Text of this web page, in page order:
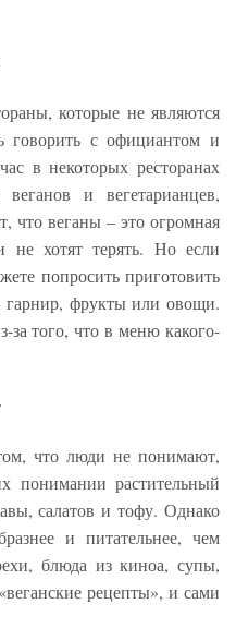
которые не являются
говорить с официантом и
в некоторых ресторанах
и вегетарианцев,
что веганы – это огромная
не хотят терять. Но если
попросить приготовить
гарнир, фрукты или овощи.
за того, что в меню какого-
что люди не понимают,
понимании растительный
салатов и тофу. Однако
и питательнее, чем
блюда из киноа, супы,
рецепты», и сами